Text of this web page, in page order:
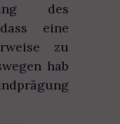
des
eine
zu
hab